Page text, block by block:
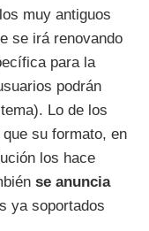
muy antiguos
se irá renovando
para la
podrán
Lo de los
su formato, en
los hace
se anuncia
ya soportados